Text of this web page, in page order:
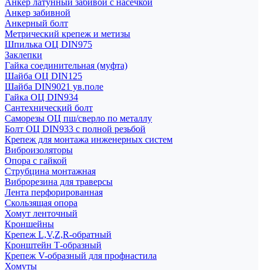
Анкер латунный забивой с насечкой
Анкер забивной
Анкерный болт
Метрический крепеж и метизы
Шпилька ОЦ DIN975
Заклепки
Гайка соединительная (муфта)
Шайба ОЦ DIN125
Шайба DIN9021 ув.поле
Гайка ОЦ DIN934
Сантехнический болт
Саморезы ОЦ пш/сверло по металлу
Болт ОЦ DIN933 с полной резьбой
Крепеж для монтажа инженерных систем
Виброизоляторы
Опора с гайкой
Струбцина монтажная
Виброрезина для траверсы
Лента перфорированная
Скользящая опора
Хомут ленточный
Кроншейны
Крепеж L,V,Z,R-обратный
Кронштейн Т-образный
Крепеж V-образный для профнастила
Хомуты